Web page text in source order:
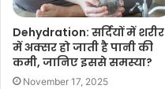
Dehydration: सर्दियों में शरीर
में अक्सर हो जाती है पानी की
कमी, जानिए इससे समस्या?
November 17, 2025